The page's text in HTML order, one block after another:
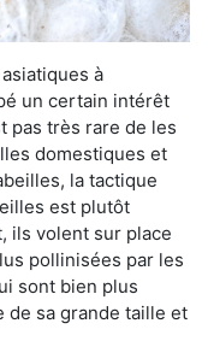
à
un certain intérêt
pas très rare de les
domestiques et
la tactique
est plutôt
ils volent sur place
pollinisées par les
sont bien plus
de sa grande taille et